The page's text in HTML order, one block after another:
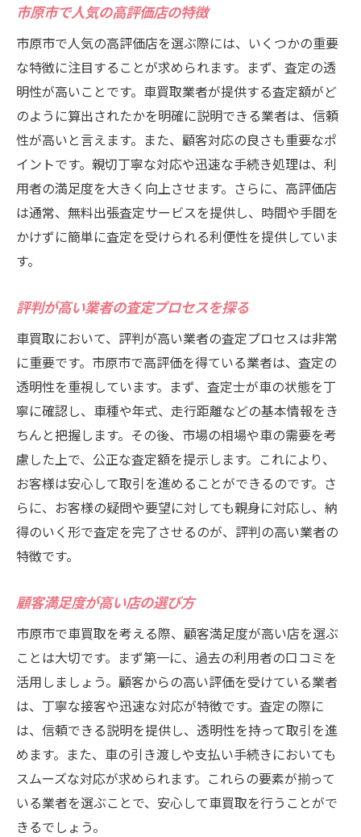
市原市で人気の高評価店の特徴
市原市で人気の高評価店を選ぶ際には、いくつかの重要
な特徴に注目することが求められます。まず、査定の透
明性が高いことです。車買取業者が提供する査定額がど
のように算出されたかを明確に説明できる業者は、信頼
性が高いと言えます。また、顧客対応の良さも重要なポ
イントです。親切丁寧な対応や迅速な手続き処理は、利
用者の満足度を大きく向上させます。さらに、高評価店
は通常、無料出張査定サービスを提供し、時間や手間を
かけずに簡単に査定を受けられる利便性を提供していま
す。
評判が高い業者の査定プロセスを探る
車買取において、評判が高い業者の査定プロセスは非常
に重要です。市原市で高評価を得ている業者は、査定の
透明性を重視しています。まず、査定士が車の状態を丁
寧に確認し、車種や年式、走行距離などの基本情報をき
ちんと把握します。その後、市場の相場や車の需要を考
慮した上で、公正な査定額を提示します。これにより、
お客様は安心して取引を進めることができるのです。さ
らに、お客様の疑問や要望に対しても親身に対応し、納
得のいく形で査定を完了させるのが、評判の高い業者の
特徴です。
顧客満足度が高い店の選び方
市原市で車買取を考える際、顧客満足度が高い店を選ぶ
ことは大切です。まず第一に、過去の利用者の口コミを
活用しましょう。顧客からの高い評価を受けている業者
は、丁寧な接客や迅速な対応が特徴です。査定の際に
は、信頼できる説明を提供し、透明性を持って取引を進
めます。また、車の引き渡しや支払い手続きにおいても
スムーズな対応が求められます。これらの要素が揃って
いる業者を選ぶことで、安心して車買取を行うことがで
きるでしょう。